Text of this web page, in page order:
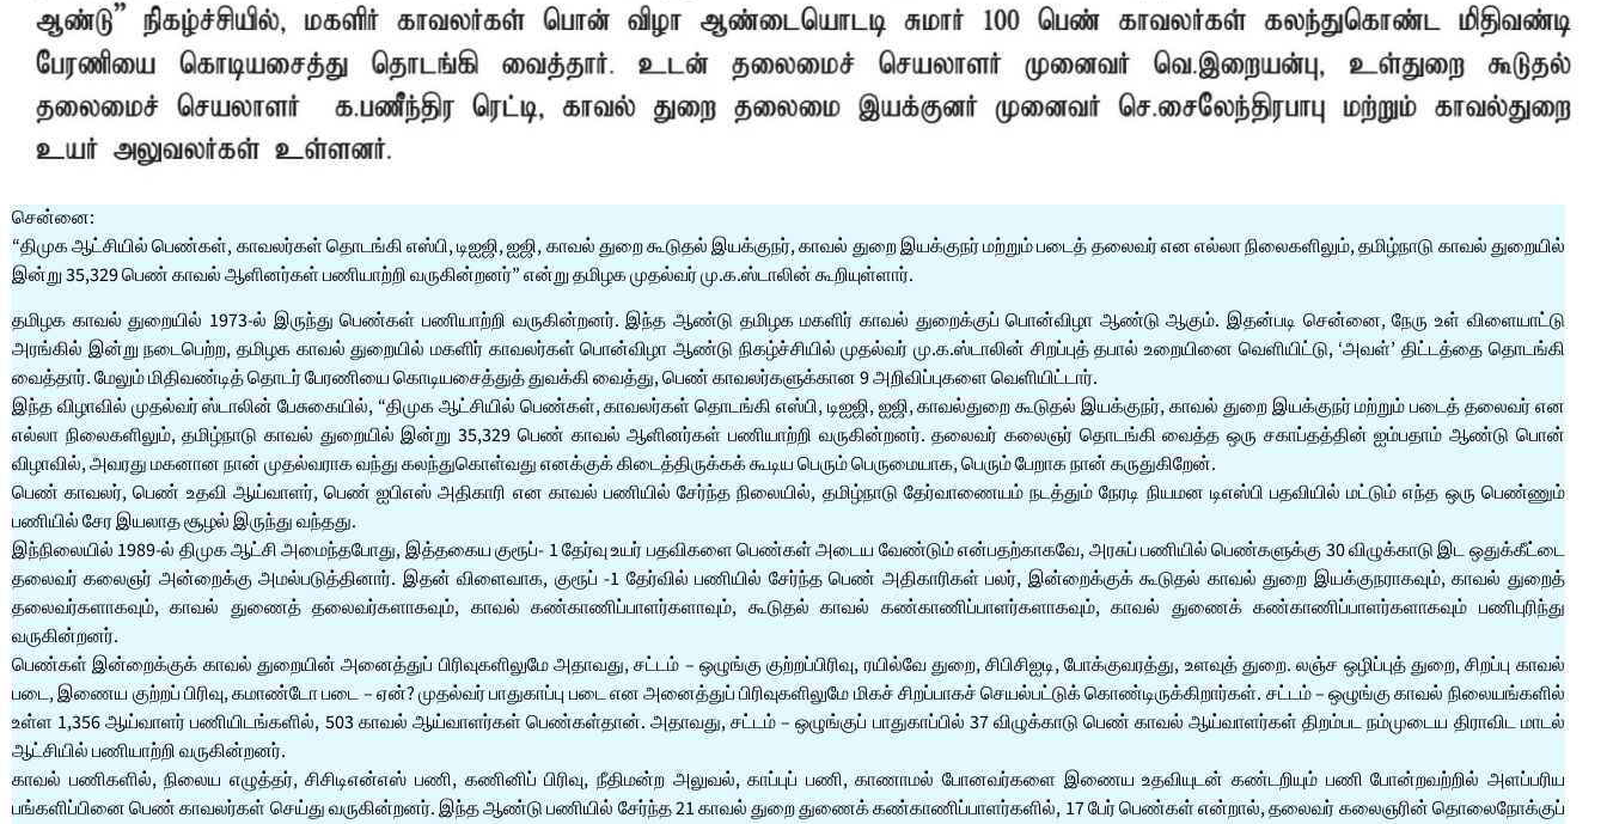
சென்னை:
“திமுக ஆட்சியில் பெண்கள், காவலர்கள் தொடங்கி எஸ்பி, டிஐஜி, ஐஜி, காவல் துறை கூடுதல் இயக்குநர், காவல் துறை இயக்குநர் மற்றும் படைத் தலைவர் என எல்லா நிலைகளிலும், தமிழ்நாடு காவல் துறையில்
இன்று 35,329 பெண் காவல் ஆளினர்கள் பணியாற்றி வருகின்றனர்” என்று தமிழக முதல்வர் மு.க.ஸ்டாலின் கூறியுள்ளார்.
தமிழக காவல் துறையில் 1973-ல் இருந்து பெண்கள் பணியாற்றி வருகின்றனர். இந்த ஆண்டு தமிழக மகளிர் காவல் துறைக்குப் பொன்விழா ஆண்டு ஆகும். இதன்படி சென்னை, நேரு உள் விளையாட்டு
அரங்கில் இன்று நடைபெற்ற, தமிழக காவல் துறையில் மகளிர் காவலர்கள் பொன்விழா ஆண்டு நிகழ்ச்சியில் முதல்வர் மு.க.ஸ்டாலின் சிறப்புத் தபால் உறையினை வெளியிட்டு, ‘அவள்’ திட்டத்தை தொடங்கி
வைத்தார். மேலும் மிதிவண்டித் தொடர் பேரணியை கொடியசைத்துத் துவக்கி வைத்து, பெண் காவலர்களுக்கான 9 அறிவிப்புகளை வெளியிட்டார்.
இந்த விழாவில் முதல்வர் ஸ்டாலின் பேசுகையில், “திமுக ஆட்சியில் பெண்கள், காவலர்கள் தொடங்கி எஸ்பி, டிஐஜி, ஐஜி, காவல்துறை கூடுதல் இயக்குநர், காவல் துறை இயக்குநர் மற்றும் படைத் தலைவர் என
எல்லா நிலைகளிலும், தமிழ்நாடு காவல் துறையில் இன்று 35,329 பெண் காவல் ஆளினர்கள் பணியாற்றி வருகின்றனர். தலைவர் கலைஞர் தொடங்கி வைத்த ஒரு சகாப்தத்தின் ஐம்பதாம் ஆண்டு பொன்
விழாவில், அவரது மகனான நான் முதல்வராக வந்து கலந்துகொள்வது எனக்குக் கிடைத்திருக்கக் கூடிய பெரும் பெருமையாக, பெரும் பேறாக நான் கருதுகிறேன்.
பெண் காவலர், பெண் உதவி ஆய்வாளர், பெண் ஐபிஎஸ் அதிகாரி என காவல் பணியில் சேர்ந்த நிலையில், தமிழ்நாடு தேர்வாணையம் நடத்தும் நேரடி நியமன டிஎஸ்பி பதவியில் மட்டும் எந்த ஒரு பெண்ணும்
பணியில் சேர இயலாத சூழல் இருந்து வந்தது.
இந்நிலையில் 1989-ல் திமுக ஆட்சி அமைந்தபோது, இத்தகைய குரூப்- 1 தேர்வு உயர் பதவிகளை பெண்கள் அடைய வேண்டும் என்பதற்காகவே, அரசுப் பணியில் பெண்களுக்கு 30 விழுக்காடு இட ஒதுக்கீட்டை
தலைவர் கலைஞர் அன்றைக்கு அமல்படுத்தினார். இதன் விளைவாக, குரூப் -1 தேர்வில் பணியில் சேர்ந்த பெண் அதிகாரிகள் பலர், இன்றைக்குக் கூடுதல் காவல் துறை இயக்குநராகவும், காவல் துறைத்
தலைவர்களாகவும், காவல் துணைத் தலைவர்களாகவும், காவல் கண்காணிப்பாளர்களாவும், கூடுதல் காவல் கண்காணிப்பாளர்களாகவும், காவல் துணைக் கண்காணிப்பாளர்களாகவும் பணிபுரிந்து
வருகின்றனர்.
பெண்கள் இன்றைக்குக் காவல் துறையின் அனைத்துப் பிரிவுகளிலுமே அதாவது, சட்டம் – ஒழுங்கு குற்றப்பிரிவு, ரயில்வே துறை, சிபிசிஐடி, போக்குவரத்து, உளவுத் துறை. லஞ்ச ஒழிப்புத் துறை, சிறப்பு காவல்
படை, இணைய குற்றப் பிரிவு, கமாண்டோ படை – ஏன்? முதல்வர் பாதுகாப்பு படை என அனைத்துப் பிரிவுகளிலுமே மிகச் சிறப்பாகச் செயல்பட்டுக் கொண்டிருக்கிறார்கள். சட்டம் – ஒழுங்கு காவல் நிலையங்களில்
உள்ள 1,356 ஆய்வாளர் பணியிடங்களில், 503 காவல் ஆய்வாளர்கள் பெண்கள்தான். அதாவது, சட்டம் – ஒழுங்குப் பாதுகாப்பில் 37 விழுக்காடு பெண் காவல் ஆய்வாளர்கள் திறம்பட நம்முடைய திராவிட மாடல்
ஆட்சியில் பணியாற்றி வருகின்றனர்.
காவல் பணிகளில், நிலைய எழுத்தர், சிசிடிஎன்எஸ் பணி, கணினிப் பிரிவு, நீதிமன்ற அலுவல், காப்புப் பணி, காணாமல் போனவர்களை இணைய உதவியுடன் கண்டறியும் பணி போன்றவற்றில் அளப்பரிய
பங்களிப்பினை பெண் காவலர்கள் செய்து வருகின்றனர். இந்த ஆண்டு பணியில் சேர்ந்த 21 காவல் துறை துணைக் கண்காணிப்பாளர்களில், 17 பேர் பெண்கள் என்றால், தலைவர் கலைஞரின் தொலைநோக்குப்